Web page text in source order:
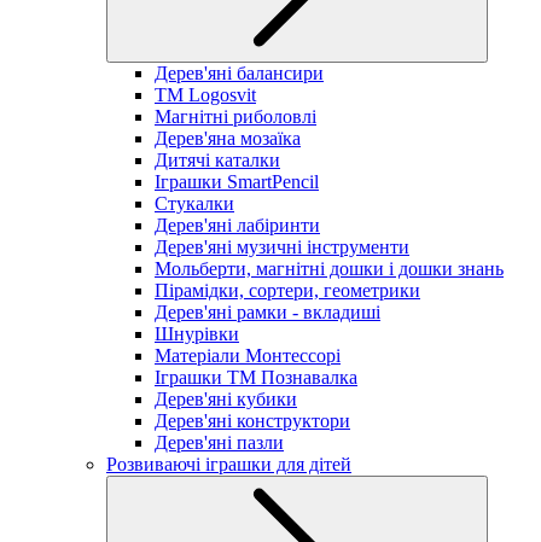
Дерев'яні балансири
TM Logosvit
Магнітні риболовлі
Дерев'яна мозаїка
Дитячі каталки
Іграшки SmartPencil
Стукалки
Дерев'яні лабіринти
Дерев'яні музичні інструменти
Мольберти, магнітні дошки і дошки знань
Пірамідки, сортери, геометрики
Дерев'яні рамки - вкладиші
Шнурівки
Матеріали Монтессорі
Іграшки ТМ Познавалка
Дерев'яні кубики
Дерев'яні конструктори
Дерев'яні пазли
Розвиваючі іграшки для дітей